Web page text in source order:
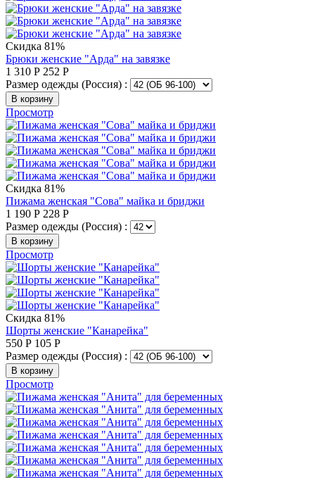
Скидка 81%
Брюки женские "Арда" на завязке
1 310 Р 252 Р
Размер одежды (Россия) :
В корзину
Просмотр
Скидка 81%
Пижама женская "Сова" майка и бриджи
1 190 Р 228 Р
Размер одежды (Россия) :
В корзину
Просмотр
Скидка 81%
Шорты женские "Канарейка"
550 Р 105 Р
Размер одежды (Россия) :
В корзину
Просмотр